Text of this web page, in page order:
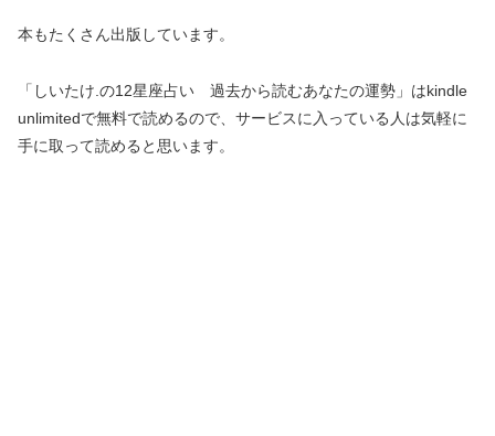
本もたくさん出版しています。
「しいたけ.の12星座占い 過去から読むあなたの運勢」はkindle
unlimitedで無料で読めるので、サービスに入っている人は気軽に
手に取って読めると思います。